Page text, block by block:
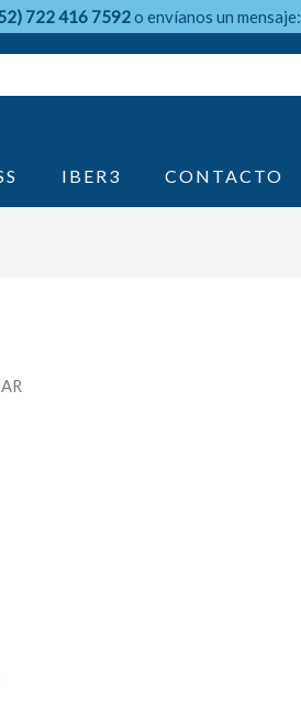
722 416 7592o envíanos un mensaje:
IBER3 CONTACTO